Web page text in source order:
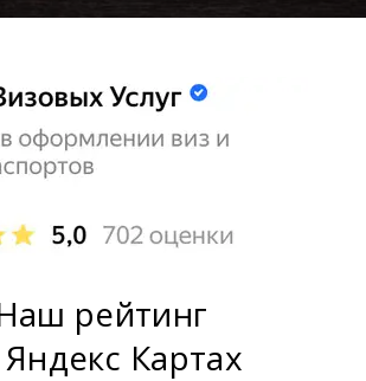
рейтинг
Картах